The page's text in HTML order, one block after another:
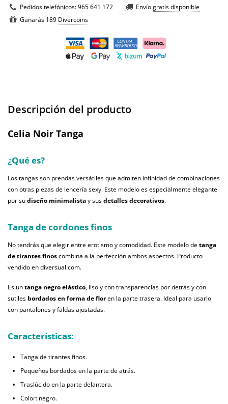
Pedidos telefónicos:965 641 172 Envíogratis disponible
Ganarás 189 Divercoins
Descripción del producto
Celia Noir Tanga
¿Qué es?
Los tangas son prendas versátiles que admiten infinidad de combinaciones
con otras piezas de lencería sexy. Este modelo es especialmente elegante
por sudiseño minimalistay susdetalles decorativos.
Tanga de cordones finos
No tendrás que elegir entre erotismo y comodidad. Este modelo detanga
de tirantes finoscombina a la perfección ambos aspectos. Producto
vendido en diversual.com.
Es untanga negro elástico, liso y con transparencias por detrás y con
sutiles bordados en forma de floren la parte trasera. Ideal para usarlo
con pantalones y faldas ajustadas.
Características:
Tanga de tirantes finos.
Pequeños bordados en la parte de atrás.
Traslúcido en la parte delantera.
Color: negro.